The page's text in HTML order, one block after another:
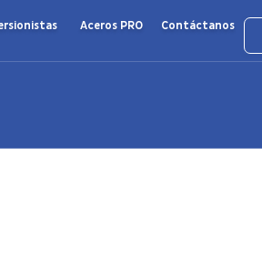
Aceros PRO Contáctanos